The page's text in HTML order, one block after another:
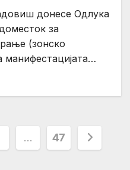
донесе Одлука
за
(зонско
… 47